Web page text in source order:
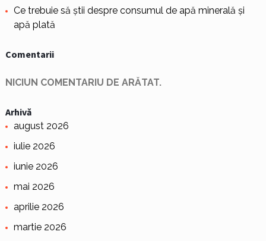
Ce trebuie să știi despre consumul de apă minerală și
apă plată
Comentarii
NICIUN COMENTARIU DE ARĂTAT.
Arhivă
august 2026
iulie 2026
iunie 2026
mai 2026
aprilie 2026
martie 2026